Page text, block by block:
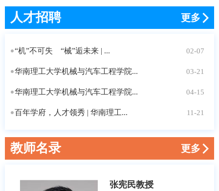
人才招聘 更多
“机”不可失 “械”逅未来 | ... 02-07
华南理工大学机械与汽车工程学院... 03-21
华南理工大学机械与汽车工程学院... 04-15
百年学府，人才领秀 | 华南理工... 11-21
教师名录 更多
张宪民教授